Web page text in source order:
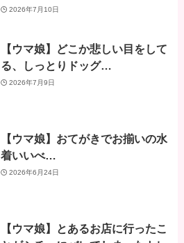
2026年7月10日
【ウマ娘】どこか悲しい目をして
る、しっとりドッグ…
2026年7月9日
【ウマ娘】おてがきでお揃いの水
着いいべ…
2026年6月24日
【ウマ娘】とあるお店に行ったこ